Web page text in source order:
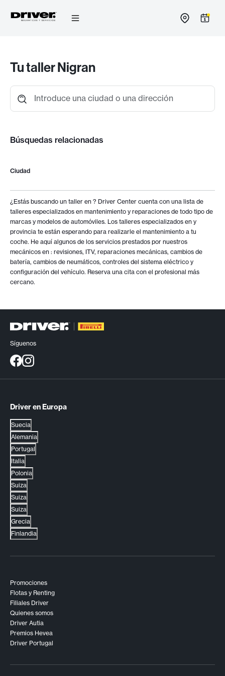
contenido
Tu taller Nigran
Introduce una ciudad o una dirección
Búsquedas relacionadas
Ciudad
¿Estás buscando un taller en ? Driver Center cuenta con una lista de
talleres especializados en mantenimiento y reparaciones de todo tipo de
marcas y modelos de automóviles. Los talleres especializados en y
provincia te están esperando para realizarle el mantenimiento a tu
coche. He aquí algunos de los servicios prestados por nuestros
mecánicos en : revisiones, ITV, reparaciones mecánicas, cambios de
batería, cambios de neumáticos, controles del sistema eléctrico y
configuración del vehículo. Reserva una cita con el profesional más
cercano.
Síguenos
Driver en Europa
Suecia
Alemania
Portugal
Italia
Polonia
Suiza
Suiza
Suiza
Grecia
Finlandia
Promociones
Flotas y Renting
Filiales Driver
Quienes somos
Driver Autia
Premios Hevea
Driver Portugal